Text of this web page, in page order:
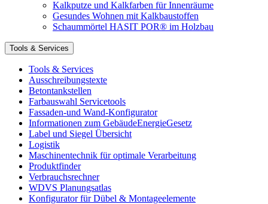
Kalkputze und Kalkfarben für Innenräume
Gesundes Wohnen mit Kalkbaustoffen
Schaummörtel HASIT POR® im Holzbau
Tools & Services
Tools & Services
Ausschreibungstexte
Betontankstellen
Farbauswahl Servicetools
Fassaden-und Wand-Konfigurator
Informationen zum GebäudeEnergieGesetz
Label und Siegel Übersicht
Logistik
Maschinentechnik für optimale Verarbeitung
Produktfinder
Verbrauchsrechner
WDVS Planungsatlas
Konfigurator für Dübel & Montageelemente